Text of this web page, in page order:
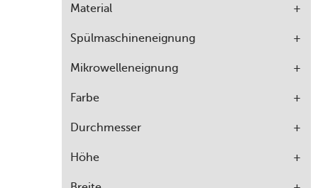
Material
Spülmaschineneignung
Mikrowelleneignung
Farbe
Durchmesser
Höhe